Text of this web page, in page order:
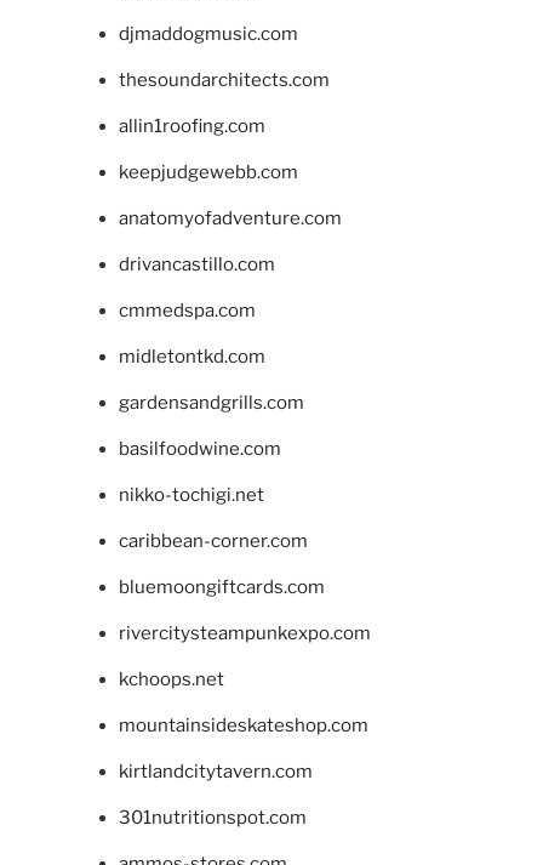
djmaddogmusic.com
thesoundarchitects.com
allin1roofing.com
keepjudgewebb.com
anatomyofadventure.com
drivancastillo.com
cmmedspa.com
midletontkd.com
gardensandgrills.com
basilfoodwine.com
nikko-tochigi.net
caribbean-corner.com
bluemoongiftcards.com
rivercitysteampunkexpo.com
kchoops.net
mountainsideskateshop.com
kirtlandcitytavern.com
301nutritionspot.com